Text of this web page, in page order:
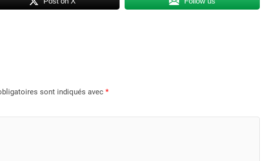
sont indiqués avec*